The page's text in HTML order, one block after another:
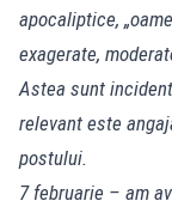
apocaliptice,
exagerate,
Astea sunt
relevant este
postului.
7 februarie – am